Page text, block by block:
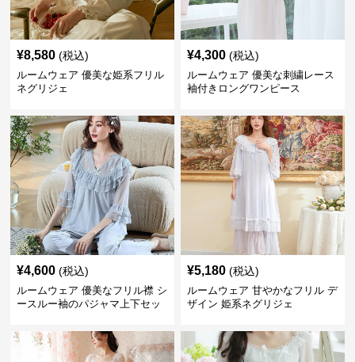
¥8,580 (税込)
ルームウェア 優美な姫系フリル
ネグリジェ
¥4,300 (税込)
ルームウェア 優美な刺繍レース
袖付きロングワンピース
¥4,600 (税込)
ルームウェア 優美なフリル襟 シ
ースルー袖のパジャマ上下セッ
¥5,180 (税込)
ルームウェア 甘やかなフリル デ
ザイン 姫系ネグリジェ